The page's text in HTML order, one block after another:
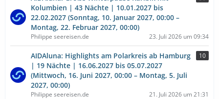
Kolumbien | 43 Nächte | 10.01.2027 bis
22.02.2027 (Sonntag, 10. Januar 2027, 00:00 –
Montag, 22. Februar 2027, 00:00)
Philippe seereisen.de 23. Juli 2026 um 09:34
AIDAluna: Highlights am Polarkreis ab Hamburg
| 19 Nächte | 16.06.2027 bis 05.07.2027
(Mittwoch, 16. Juni 2027, 00:00 – Montag, 5. Juli
2027, 00:00)
10
Philippe seereisen.de 21. Juli 2026 um 21:31